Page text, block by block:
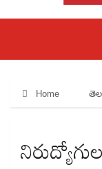
Home